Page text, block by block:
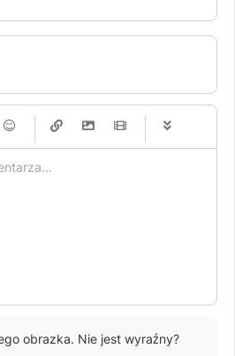
-
-
-
-
obrazka. Nie jest wyraźny?